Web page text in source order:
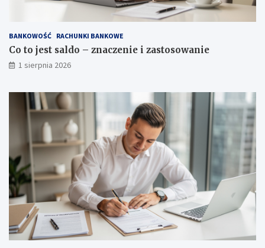
BANKOWOŚĆ RACHUNKI BANKOWE
Co to jest saldo – znaczenie i zastosowanie
1 sierpnia 2026